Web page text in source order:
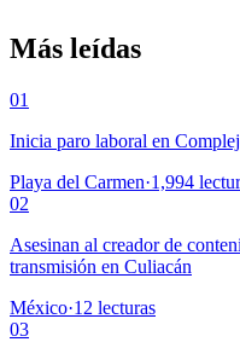
Más leídas
01
Inicia paro laboral en
Playa del Carmen·1,994
02
Asesinan al creador de
transmisión en Culiacán
México·12 lecturas
03